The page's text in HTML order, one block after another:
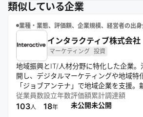
類似している企業
業種・業態、評価額、企業規模、経営者の出
インタラクティブ株式会社
マーケティング 投資
地域振興とIT/人材分野に特化した企業
開し、デジタルマーケティングや地域特
「ジョブアンテナ」で地域企業を支援。
ートワーク導入も積極的に行い、地域の
本全体の活性化を目指す。
従業員数
103人
設立年数
18年
評価額
未公開
累計調達額
未公開